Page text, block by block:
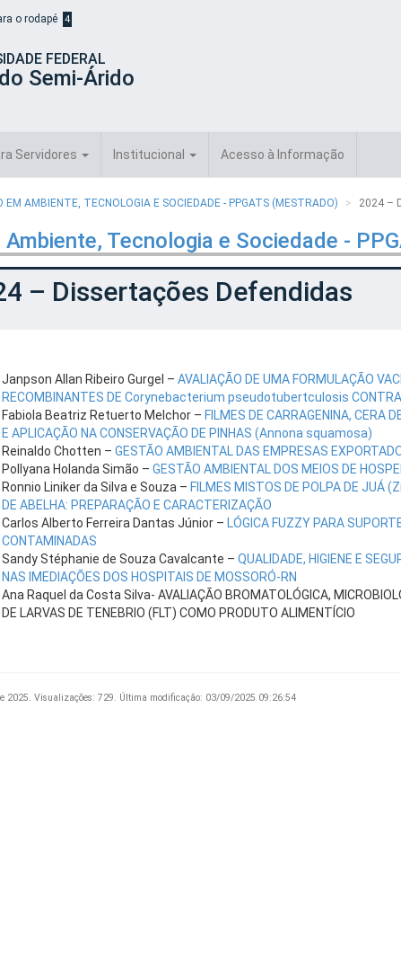
o rodapé 4
FEDERAL
Semi-Árido
Servidores Institucional Acesso à Informação
EM AMBIENTE, TECNOLOGIA E SOCIEDADE - PPGATS (MESTRADO) 2024 –
Tecnologia e Sociedade -
– Dissertações Defendidas
Janpson Allan Ribeiro Gurgel – AVALIAÇÃO DE UMA FORMULAÇÃO
RECOMBINANTES DE Corynebacterium pseudotubertculosis CONTRA
Fabiola Beatriz Retuerto Melchor – FILMES DE CARRAGENINA, CERA
E APLICAÇÃO NA CONSERVAÇÃO DE PINHAS (Annona squamosa)
Reinaldo Chotten – GESTÃO AMBIENTAL DAS EMPRESAS
Pollyana Holanda Simão – GESTÃO AMBIENTAL DOS MEIOS DE
Ronnio Liniker da Silva e Souza – FILMES MISTOS DE POLPA DE JUÁ
DE ABELHA: PREPARAÇÃO E CARACTERIZAÇÃO
Carlos Alberto Ferreira Dantas Júnior – LÓGICA FUZZY PARA
CONTAMINADAS
Sandy Stéphanie de Souza Cavalcante – QUALIDADE, HIGIENE E
NAS IMEDIAÇÕES DOS HOSPITAIS DE MOSSORÓ-RN
Ana Raquel da Costa Silva- AVALIAÇÃO BROMATOLÓGICA,
DE LARVAS DE TENEBRIO (FLT) COMO PRODUTO ALIMENTÍCIO
2025. Visualizações: 729. Última modificação: 03/09/2025 09:26:54